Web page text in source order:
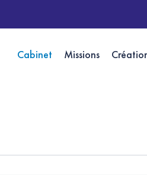
Cabinet Missions